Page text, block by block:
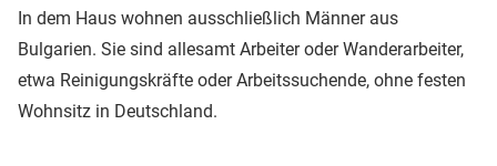
In dem Haus wohnen ausschließlich Männer aus
Bulgarien. Sie sind allesamt Arbeiter oder Wanderarbeiter,
etwa Reinigungskräfte oder Arbeitssuchende, ohne festen
Wohnsitz in Deutschland.